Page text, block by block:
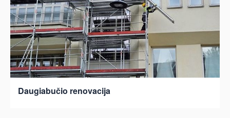
Daugiabučio renovacija